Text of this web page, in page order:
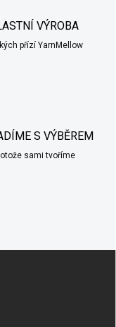
VÝROBA
přízí YarnMellow
S VÝBĚREM
sami tvoříme